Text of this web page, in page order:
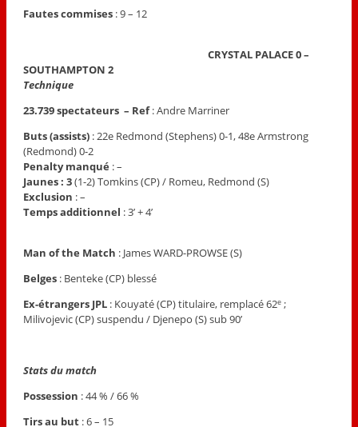
Fautes commises: 9 – 12
CRYSTAL PALACE 0 –
SOUTHAMPTON 2
Technique
23.739 spectateurs – Ref: Andre Marriner
Buts (assists) : 22e Redmond (Stephens) 0-1, 48e Armstrong
(Redmond) 0-2
Penalty manqué : –
Jaunes : 3(1-2) Tomkins (CP) / Romeu, Redmond (S)
Exclusion : –
Temps additionnel : 3’ + 4’
Man of the Match : James WARD-PROWSE (S)
Belges: Benteke (CP) blessé
Ex-étrangers JPL : Kouyaté (CP) titulaire, remplacé 62e;
Milivojevic (CP) suspendu / Djenepo (S) sub 90’
Stats du match
Possession : 44 % / 66 %
Tirs au but: 6 – 15